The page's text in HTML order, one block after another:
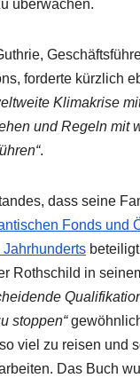
überwachen.
forderte kürzlich
Klimakrise
und Regeln mit
.
dass seine
Fonds und
Rothschild in
stoppen“
viel zu reisen und
Das Buch